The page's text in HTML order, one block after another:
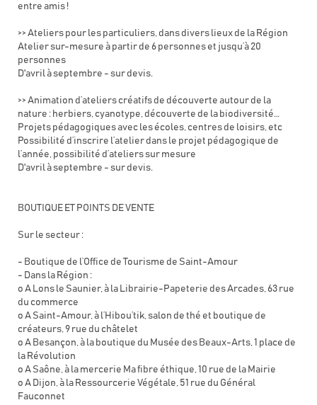
entre amis !
>> Ateliers pour les particuliers, dans divers lieux de la Région
Atelier sur-mesure à partir de 6 personnes et jusqu’à 20
personnes
D'avril à septembre - sur devis.
>> Animation d’ateliers créatifs de découverte autour de la
nature : herbiers, cyanotype, découverte de la biodiversité…
Projets pédagogiques avec les écoles, centres de loisirs, etc
Possibilité d’inscrire l’atelier dans le projet pédagogique de
l’année, possibilité d’ateliers sur mesure
D'avril à septembre - sur devis.
BOUTIQUE ET POINTS DE VENTE
Sur le secteur :
- Boutique de l’Office de Tourisme de Saint-Amour
- Dans la Région :
o A Lons le Saunier, à la Librairie-Papeterie des Arcades, 63 rue
du commerce
o A Saint-Amour, à l’Hibou’tik, salon de thé et boutique de
créateurs, 9 rue du châtelet
o A Besançon, à la boutique du Musée des Beaux-Arts, 1 place de
la Révolution
o A Saône, à la mercerie Ma fibre éthique, 10 rue de la Mairie
o A Dijon, à la Ressourcerie Végétale, 51 rue du Général
Fauconnet